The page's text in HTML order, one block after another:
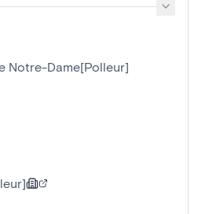
Notre-Dame[Polleur]